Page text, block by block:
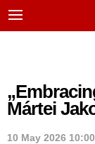
Mártei
10 May 2026 10:00